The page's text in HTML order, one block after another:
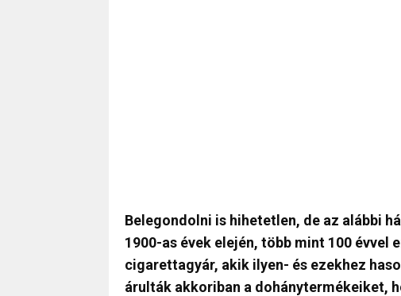
Belegondolni is hihetetlen, de az alábbi
1900-as évek elején, több mint 100
cigarettagyár, akik ilyen- és ezekhez
árulták akkoriban a dohánytermékeiket,